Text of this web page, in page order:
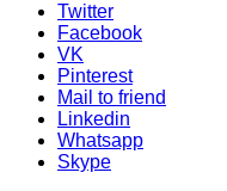
Twitter
Facebook
VK
Pinterest
Mail to friend
Linkedin
Whatsapp
Skype